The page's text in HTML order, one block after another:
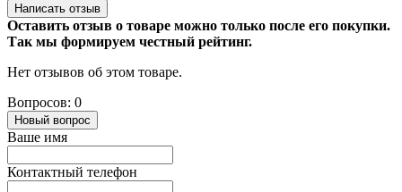
Написать отзыв
Оставить отзыв о товаре можно только после его покупки.
Так мы формируем честный рейтинг.
Нет отзывов об этом товаре.
Вопросов: 0
Новый вопрос
Ваше имя
Контактный телефон